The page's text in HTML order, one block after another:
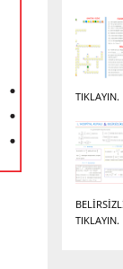
TIKLAYIN.
TIKLAYIN.